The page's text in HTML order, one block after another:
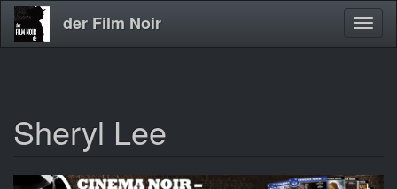
Direkt
zum
der Film Noir
Sheryl Lee